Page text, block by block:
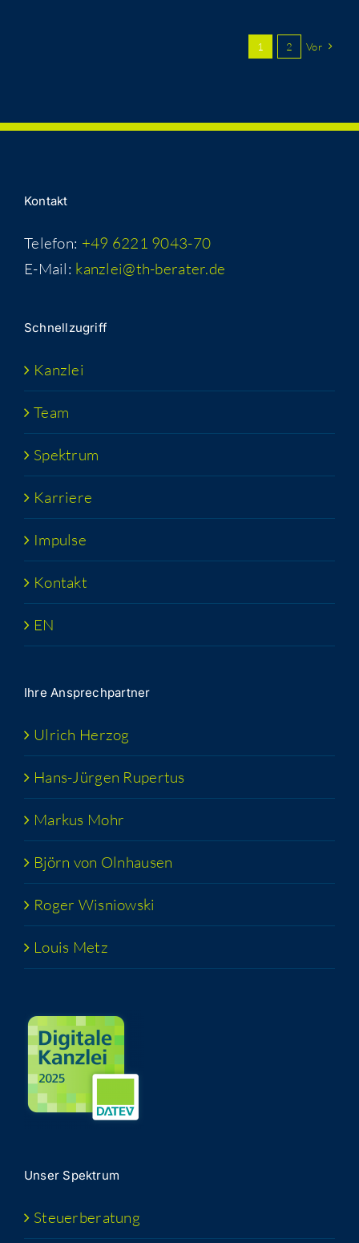
1 2 Vor
Kon­takt
Telefon: +49 6221 9043-70
E-Mail: kanzlei@th-berater.de
Schnell­zu­griff
Kanz­lei
Team
Spek­trum
Kar­rie­re
Impul­se
Kon­takt
EN
Ihre Ansprech­part­ner
Ulrich Her­zog
Hans-Jür­­gen Rupertus
Mar­kus Mohr
Björn von Olnhausen
Roger Wis­niow­ski
Lou­is Metz
Unser Spek­trum
Steu­er­be­ra­tung